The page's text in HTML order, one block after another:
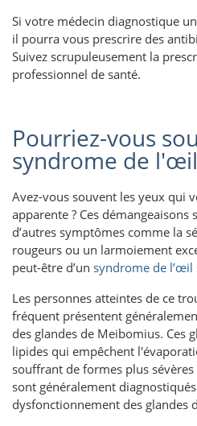
Si votre médecin diagnostique
il pourra vous prescrire des
Suivez scrupuleusement la
professionnel de santé.
Pourriez-vous
syndrome de l'œil
Avez-vous souvent les yeux qui
apparente ? Ces démangeaisons
d’autres symptômes comme la
rougeurs ou un larmoiement
peut-être d’un syndrome de l’œil
Les personnes atteintes de ce
fréquent présentent
des glandes de Meibomius. Ces
lipides qui empêchent
souffrant de formes plus
sont généralement
dysfonctionnement des glandes